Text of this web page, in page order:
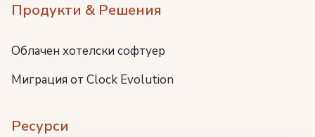
Продукти & Решения
Облачен хотелски софтуер
Миграция от Clock Evolution
Ресурси